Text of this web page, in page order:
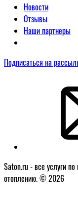
Новости
Отзывы
Наши партнеры
Подписаться на
Saton.ru - все услуги
отоплению. © 2026